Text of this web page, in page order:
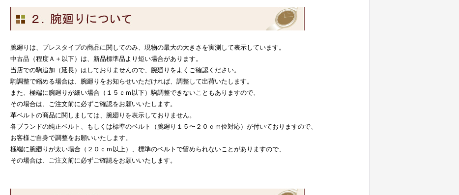
腕廻りは、ブレスタイプの商品に関してのみ、現物の最大の大きさを実測して表示しています。
中古品（程度Ａ＋以下）は、新品標準品より短い場合があります。
当店での駒追加（延長）はしておりませんので、腕廻りをよくご確認ください。
駒調整で縮める場合は、腕廻りをお知らせいただければ、調整して出荷いたします。
また、極端に腕廻りが細い場合（１５ｃｍ以下）駒調整できないこともありますので、
その場合は、ご注文前に必ずご確認をお願いいたします。
革ベルトの商品に関しましては、腕廻りを表示しておりません。
各ブランドの純正ベルト、もしくは標準のベルト（腕廻り１５〜２０ｃｍ位対応）が付いておりますので、
お客様ご自身で調整をお願いいたします。
極端に腕廻りが太い場合（２０ｃｍ以上）、標準のベルトで留められないことがありますので、
その場合は、ご注文前に必ずご確認をお願いいたします。